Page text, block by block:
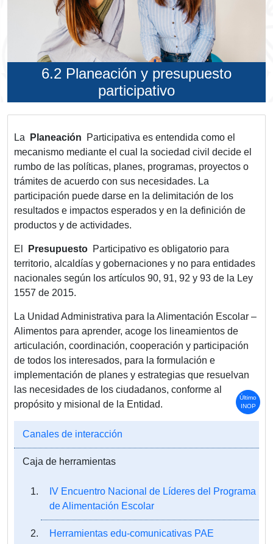
Último
INOP
6.2 Planeación y presupuesto
participativo
La Planeación
Participativa es entendida como el
mecanismo mediante el cual la sociedad civil decide el
rumbo de las políticas, planes, programas, proyectos o
trámites de acuerdo con sus necesidades. La
participación puede darse en la delimitación de los
resultados e impactos esperados y en la definición de
productos y de actividades.
El Presupuesto Participativo es obligatorio para
territorio, alcaldías y gobernaciones y no para entidades
nacionales según los artículos 90, 91, 92 y 93 de la Ley
1557 de 2015.
La Unidad Administrativa para la Alimentación Escolar –
Alimentos para aprender, acoge los lineamientos de
articulación, coordinación, cooperación y participación
de todos los interesados, para la formulación e
implementación de planes y estrategias que resuelvan
las necesidades de los ciudadanos, conforme al
propósito y misional de la Entidad.
Canales de interacción
Caja de herramientas
IV Encuentro Nacional de Líderes del Programa
de Alimentación Escolar
Herramientas edu-comunicativas PAE